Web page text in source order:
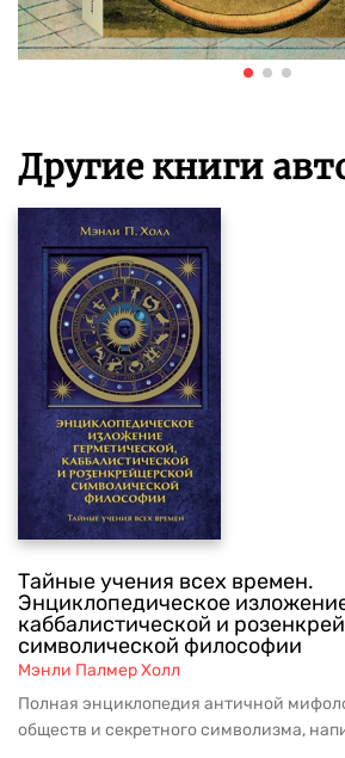
Другие книги
Тайные учения всех времен.
Энциклопедическое
каббалистической и
символической философии
Мэнли Палмер Холл
Полная энциклопедия античной
обществ и секретного символизма,